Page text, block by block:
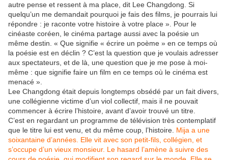
autre pense et ressent à ma place, dit Lee Changdong. Si
quelqu’un me demandait pourquoi je fais des films, je pourrais lui
répondre : je raconte votre histoire à votre place ». Pour le
cinéaste coréen, le cinéma partage aussi avec la poésie un
même destin. « Que signifie « écrire un poème » en ce temps où
la poésie est en déclin ? C’est la question que je voulais adresser
aux spectateurs, et de là, une question que je me pose à moi-
même : que signifie faire un film en ce temps où le cinéma est
menacé ».
Lee Changdong était depuis longtemps obsédé par un fait divers,
une collégienne victime d’un viol collectif, mais il ne pouvait
commencer à écrire l’histoire, avant d’avoir trouvé un titre.
C’est en regardant un programme de télévision très contemplatif
que le titre lui est venu, et du même coup, l’histoire. Mija a une
soixantaine d’années. Elle vit avec son petit-fils, collégien, et
s’occupe d’un vieux monsieur. Le hasard l’amène à suivre des